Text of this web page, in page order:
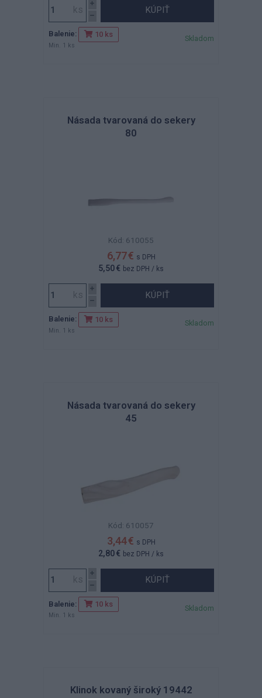
KÚPIŤ
Balenie: 10 ks
Min. 1 ks
Skladom
Násada tvarovaná do sekery
80
Kód: 610055
6,77 € s DPH
5,50 € bez DPH / ks
KÚPIŤ
Balenie: 10 ks
Min. 1 ks
Skladom
Násada tvarovaná do sekery
45
Kód: 610057
3,44 € s DPH
2,80 € bez DPH / ks
KÚPIŤ
Balenie: 10 ks
Min. 1 ks
Skladom
Klinok kovaný široký 19442